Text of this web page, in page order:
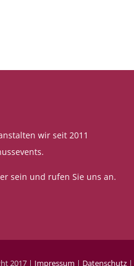
wir seit 2011
sein und rufen Sie uns an.
2017 | Impressum | Datenschutz |